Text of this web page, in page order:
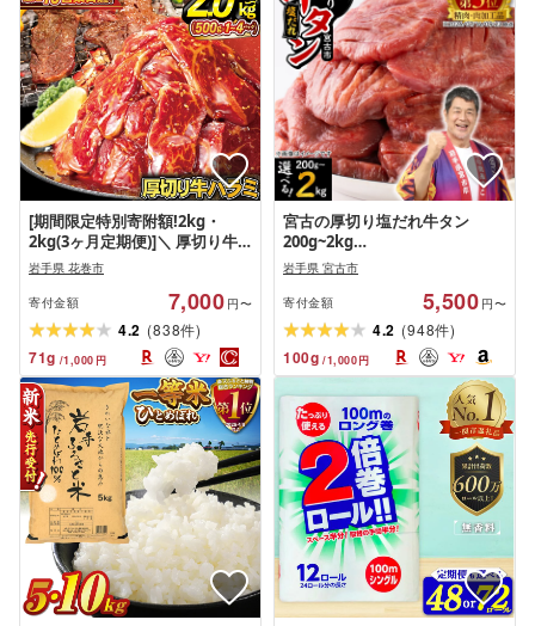
[期間限定特別寄附額!2kg・
2kg(3ヶ月定期便)]＼ 厚切り牛
ハラミ 500g・1kg・2kg・
2kg[3ヶ月定期便]/ ≪スピード
発送 10営業日以内発送≫ 選べ
る 500g 1kg 2kg 定期便 ハラミ
焼肉 人気 BBQ バーベキュー 味
付け ジューシー 花巻市 配送月
指定可能
岩手県 花巻市
寄付金額 7,000 円〜
4.2 (838件)
71g /1,000 円
宮古の厚切り塩だれ牛タン
200g~2kg
(200g/600g/1kg/1.4kg/2kg)_ 牛
タン タン 牛肉 厚切り 冷凍 塩だ
れ おつまみ おかず 焼肉 BBQ ジ
ューシー 柔らかい 宮古市 岩手
県 美味しい おすすめ [配送不可
地域:離島][G1636569]
岩手県 宮古市
寄付金額 5,500 円〜
4.2 (948件)
100g /1,000円